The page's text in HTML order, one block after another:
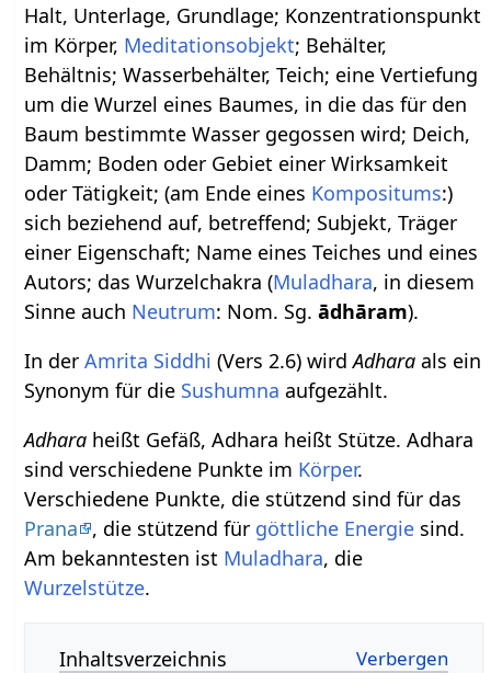
Halt, Unterlage, Grundlage; Konzentrationspunkt
im Körper, Meditationsobjekt; Behälter,
Behältnis; Wasserbehälter, Teich; eine Vertiefung
um die Wurzel eines Baumes, in die das für den
Baum bestimmte Wasser gegossen wird; Deich,
Damm; Boden oder Gebiet einer Wirksamkeit
oder Tätigkeit; (am Ende eines Kompositums:)
sich beziehend auf, betreffend; Subjekt, Träger
einer Eigenschaft; Name eines Teiches und eines
Autors; das Wurzelchakra (Muladhara, in diesem
Sinne auch Neutrum: Nom. Sg.ādhāram).
In derAmrita Siddhi (Vers 2.6) wirdAdhara als ein
Synonym für die Sushumna aufgezählt.
Adhara heißt Gefäß, Adhara heißt Stütze. Adhara
sind verschiedene Punkte im Körper.
Verschiedene Punkte, die stützend sind für das
Prana
, die stützend für göttliche Energie sind.
Am bekanntesten ist Muladhara, die
Wurzelstütze.
Inhaltsverzeichnis